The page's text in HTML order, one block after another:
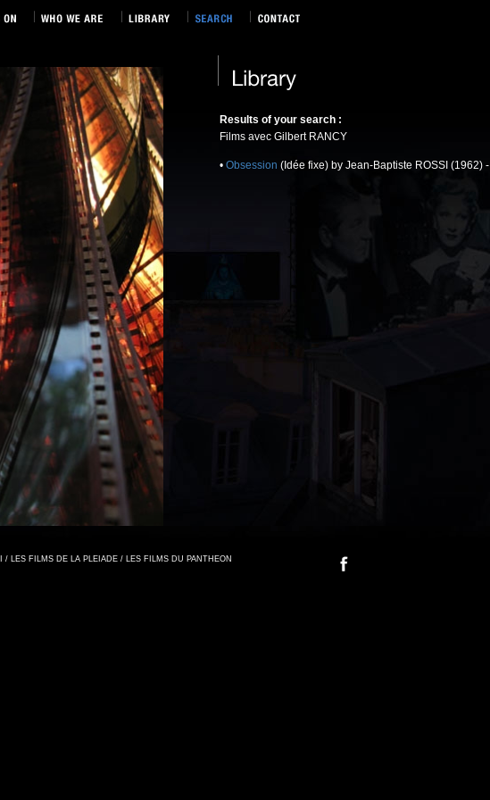
Results of your search :
Films avec Gilbert RANCY
• Obsession (Idée fixe) by Jean-Baptiste ROSSI (1962) -
LES FILMS DE LA PLEIADE / LES FILMS DU PANTHEON